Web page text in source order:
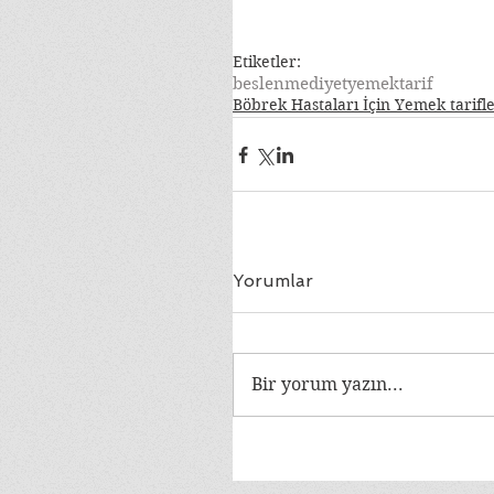
Etiketler:
beslenmediyetyemektarif
Böbrek Hastaları İçin Yemek tarifle
Yorumlar
Bir yorum yazın...